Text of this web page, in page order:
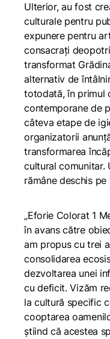
Ulterior, au fost
culturale pentru
expunere pentru
consacrați
transformat
alternativ de
totodată, în primul
contemporane de
câteva etape de
organizatorii
transformarea
cultural comunitar.
rămâne deschis
„Eforie Colorat 1
în avans către
am propus cu trei
consolidarea
dezvoltarea unei
cu deficit. Vizăm
la cultură specific
cooptarea
știind că acestea